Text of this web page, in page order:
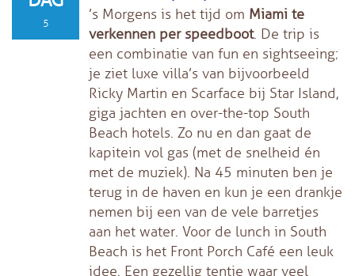
5
’s Morgens is het tijd om Miami te
verkennen per speedboot. De trip is
een combinatie van fun en sightseeing;
je ziet luxe villa’s van bijvoorbeeld
Ricky Martin en Scarface bij Star Island,
giga jachten en over-the-top South
Beach hotels. Zo nu en dan gaat de
kapitein vol gas (met de snelheid én
met de muziek). Na 45 minuten ben je
terug in de haven en kun je een drankje
nemen bij een van de vele barretjes
aan het water. Voor de lunch in South
Beach is het Front Porch Café een leuk
idee. Een gezellig tentje waar veel